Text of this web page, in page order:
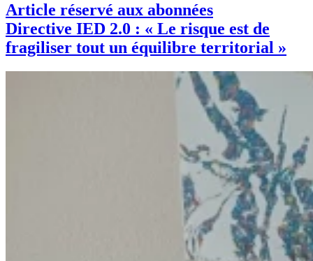
Article réservé aux abonnées
Directive IED 2.0 : « Le risque est de
fragiliser tout un équilibre territorial »